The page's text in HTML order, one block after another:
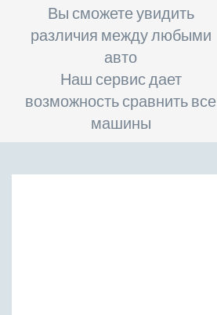
Вы сможете увидить
различия между любыми
авто
Наш сервис дает
возможность сравнить все
машины